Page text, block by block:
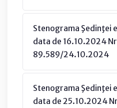
Stenograma Şedinţei
data de 16.10.2024
89.589/24.10.2024
Stenograma Şedinţei
data de 25.10.2024